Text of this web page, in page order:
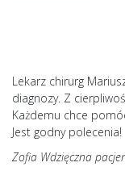
Lekarz chirurg
diagnozy. Z
Każdemu chce
Jest godny polecenia!
Zofia Wdzięczna